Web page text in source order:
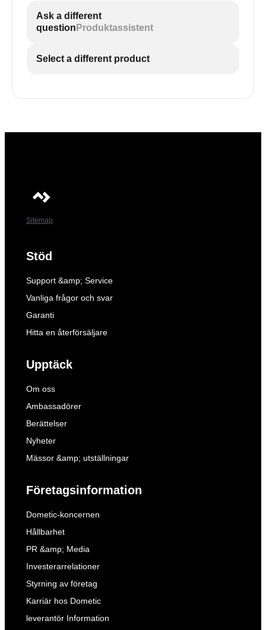
Ask a different
question Produktassistent
Select a different product
Sitemap
Stöd
Support &amp; Service
Vanliga frågor och svar
Garanti
Hitta en återförsäljare
Upptäck
Om oss
Ambassadörer
Berättelser
Nyheter
Mässor &amp; utställningar
Företagsinformation
Dometic-koncernen
Hållbarhet
PR &amp; Media
Investerarrelationer
Styrning av företag
Karriär hos Dometic
leverantör Information